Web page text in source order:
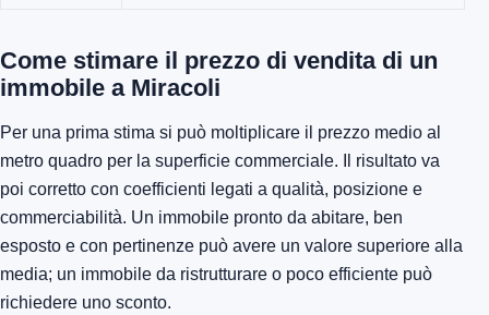
Come stimare il prezzo di vendita di un
immobile a Miracoli
Per una prima stima si può moltiplicare il prezzo medio al
metro quadro per la superficie commerciale. Il risultato va
poi corretto con coefficienti legati a qualità, posizione e
commerciabilità. Un immobile pronto da abitare, ben
esposto e con pertinenze può avere un valore superiore alla
media; un immobile da ristrutturare o poco efficiente può
richiedere uno sconto.